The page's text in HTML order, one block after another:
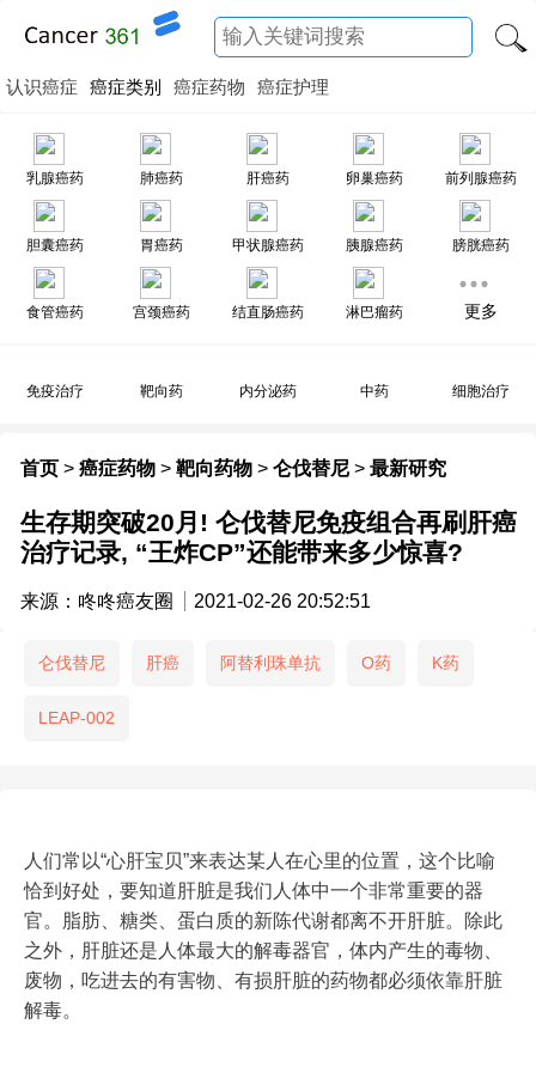
认识癌症 癌症类别 癌症药物 癌症护理
乳腺癌药 肺癌药 肝癌药 卵巢癌药 前列腺癌药
胆囊癌药 胃癌药 甲状腺癌药 胰腺癌药 膀胱癌药
食管癌药 宫颈癌药 结直肠癌药 淋巴瘤药 更多
免疫治疗 靶向药 内分泌药 中药 细胞治疗
首页 > 癌症药物 > 靶向药物 > 仑伐替尼 > 最新研究
生存期突破20月! 仑伐替尼免疫组合再刷肝癌
治疗记录, “王炸CP”还能带来多少惊喜?
来源：咚咚癌友圈 2021-02-26 20:52:51
仑伐替尼 肝癌 阿替利珠单抗 O药 K药
LEAP-002
人们常以“心肝宝贝”来表达某人在心里的位置，这个比喻
恰到好处，要知道肝脏是我们人体中一个非常重要的器
官。脂肪、糖类、蛋白质的新陈代谢都离不开肝脏。除此
之外，肝脏还是人体最大的解毒器官，体内产生的毒物、
废物，吃进去的有害物、有损肝脏的药物都必须依靠肝脏
解毒。